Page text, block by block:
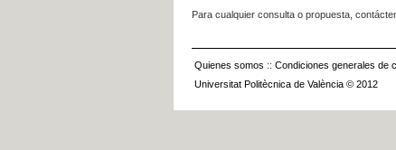
Para cualquier consulta o propuesta,
Quienes somos :: Condiciones generales de
Universitat Politècnica de València © 2012